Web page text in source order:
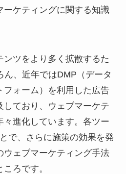
ーケティングに関する知識
ンツをより多く拡散するた
ん、近年ではDMP（データ
フォーム）を利用した広告
しており、ウェブマーケテ
々進化しています。各ツー
で、さらに施策の効果を発
ウェブマーケティング手法
ろです。